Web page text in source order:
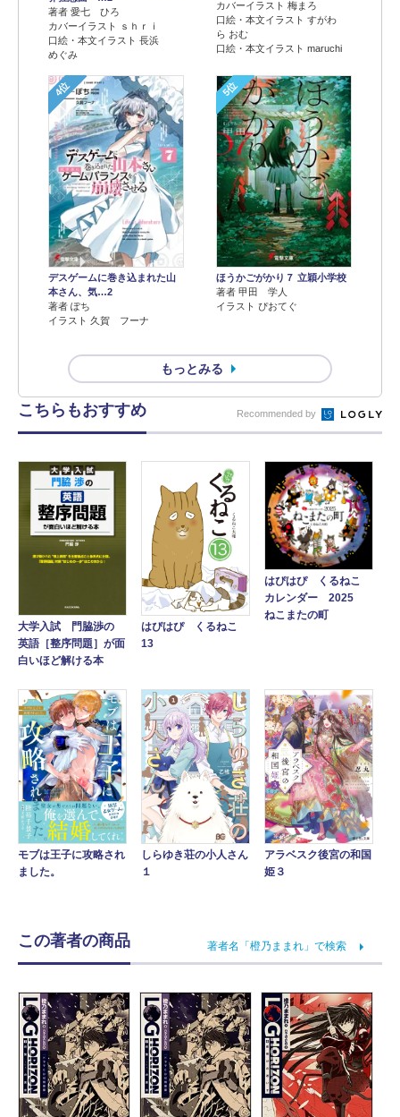
著者 愛七 ひろ
カバーイラスト ｓｈｒｉ
口絵・本文イラスト 長浜
めぐみ
カバーイラスト 梅まろ
口絵・本文イラスト すがわ
ら おむ
口絵・本文イラスト maruchi
4位
デスゲームに巻き込まれた山
本さん、気…2
著者 ぽち
イラスト 久賀 フーナ
5位
ほうかごがかり７ 立穎小学校
著者 甲田 学人
イラスト ぴおてぐ
もっとみる
こちらもおすすめ Recommended by
大学入試 門脇渉の
英語［整序問題］が面
白いほど解ける本
はぴはぴ くるねこ
13
はぴはぴ くるねこ
カレンダー 2025
ねこまたの町
モブは王子に攻略され
ました。
しらゆき荘の小人さん
１
アラベスク後宮の和国
姫３
この著者の商品 著者名「橙乃ままれ」で検索